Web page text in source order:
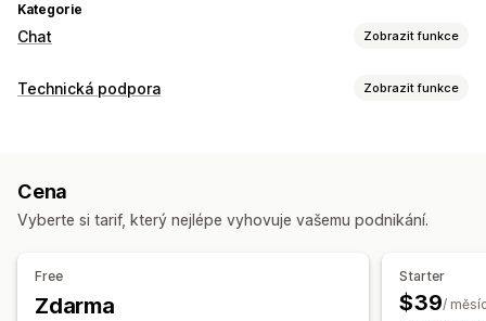
Kategorie
Chat Zobrazit funkce
Posílání zpráv v reálném čase
Užitečné informace o zákaznících
Obnovení košíku
Nejčastější dotazy
Doporučené produkty
Technická podpora Zobrazit funkce
Centrum nápovědy
Prodej vstupenek
Cena
Vyberte si tarif, který nejlépe vyhovuje vašemu podnikání.
Free
Zdarma
Starter
$39/